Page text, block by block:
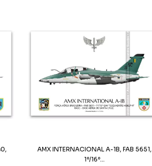
AMX INTERNACIONAL A-1B, FAB 5651,
1º/16º...